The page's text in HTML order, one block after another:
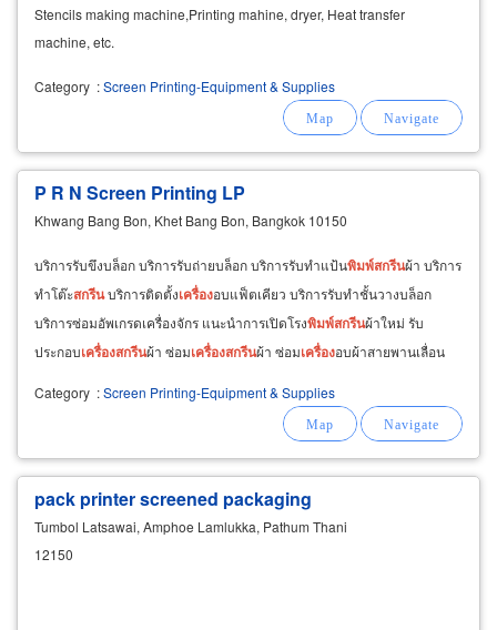
Stencils making machine,Printing mahine, dryer, Heat transfer
machine, etc.
Category :Screen Printing-Equipment & Supplies
P R N Screen Printing LP
Khwang Bang Bon, Khet Bang Bon, Bangkok 10150
บริการรับขึงบล็อก บริการรับถ่ายบล็อก บริการรับทำแป้นพิมพ์สกรีนผ้า บริการ
ทำโต๊ะสกรีนบริการติดตั้งเครื่องอบแฟ็ตเคียว บริการรับทำชั้นวางบล็อก
บริการซ่อมอัพเกรดเครื่องจักร แนะนำการเปิดโรงพิมพ์สกรีนผ้าใหม่ รับ
ประกอบเครื่องสกรีนผ้า ซ่อมเครื่องสกรีนผ้า ซ่อมเครื่องอบผ้าสายพานเลื่อน
Category :Screen Printing-Equipment & Supplies
pack printer screened packaging
Tumbol Latsawai, Amphoe Lamlukka, Pathum Thani
12150